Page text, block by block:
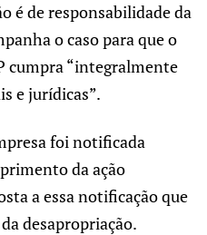
é de responsabilidade da
o caso para que o
cumpra “integralmente
e jurídicas”.
foi notificada
da ação
a essa notificação que
desapropriação.